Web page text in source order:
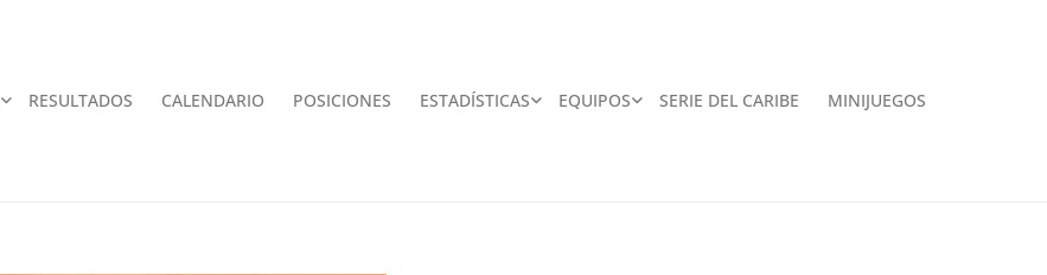
RESULTADOS CALENDARIO POSICIONES ESTADÍSTICAS EQUIPOS SERIE DEL CARIBE MINIJUEGOS